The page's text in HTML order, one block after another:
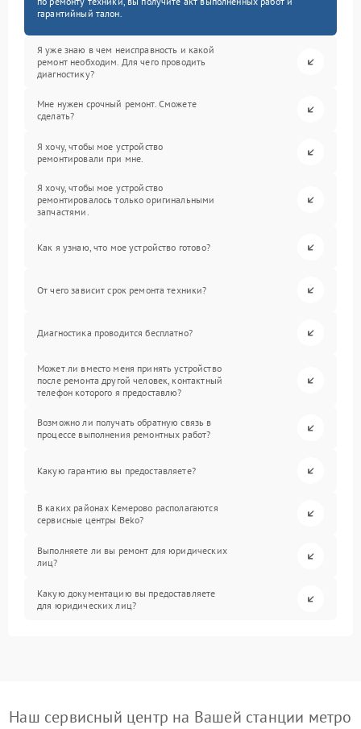
гарантийный талон.
Я уже знаю в чем неисправность и какой
ремонт необходим. Для чего проводить
диагностику?
Мне нужен срочный ремонт. Сможете
сделать?
Я хочу, чтобы мое устройство
ремонтировали при мне.
Я хочу, чтобы мое устройство
ремонтировалось только оригинальными
запчастями.
Как я узнаю, что мое устройство готово?
От чего зависит срок ремонта техники?
Диагностика проводится бесплатно?
Может ли вместо меня принять устройство
после ремонта другой человек, контактный
телефон которого я предоставлю?
Возможно ли получать обратную связь в
процессе выполнения ремонтных работ?
Какую гарантию вы предоставляете?
В каких районах Кемерово располагаются
сервисные центры Beko?
Выполняете ли вы ремонт для юридических
лиц?
Какую документацию вы предоставляете
для юридических лиц?
Наш сервисный центр на Вашей станции метро